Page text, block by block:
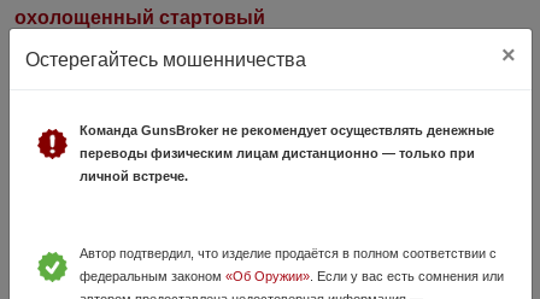
охолощенный стартовый
2 Августа, в 22:44
Остерегайтесь мошенничества ×
Команда GunsBroker не рекомендует осуществлять денежные
переводы физическим лицам дистанционно — только при
личной встрече.
Автор подтвердил, что изделие продаётся в полном соответствии с
федеральным законом «Об Оружии». Если у вас есть сомнения или